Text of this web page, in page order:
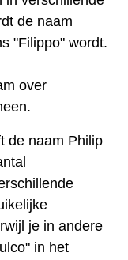
de naam
"Filippo" wordt.
over
de naam Philip
je in andere
in het